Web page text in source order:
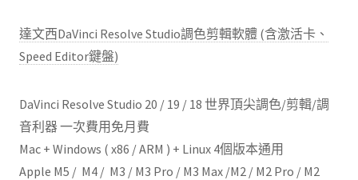
達文西DaVinci Resolve Studio調色剪輯軟體 (含激活卡、
Speed Editor鍵盤)
DaVinci Resolve Studio 20 / 19 / 18 世界頂尖調色/剪輯/調
音利器 一次費用免月費
Mac + Windows ( x86 / ARM ) + Linux 4個版本通用
Apple M5 / M4 / M3 / M3 Pro / M3 Max /M2 / M2 Pro / M2